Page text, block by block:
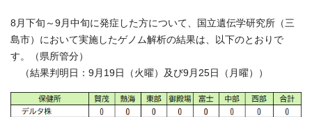
8月下旬～9月中旬に発症した方について、国立遺伝学研究所（三
島市）において実施したゲノム解析の結果は、以下のとおりで
す。（県所管分）
（結果判明日：9月19日（火曜）及び9月25日（月曜））